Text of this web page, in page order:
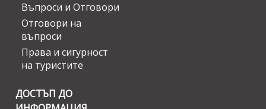
Въпроси и Отговори
Отговори на
въпроси
Права и сигурност
на туристите
ДОСТЪП ДО